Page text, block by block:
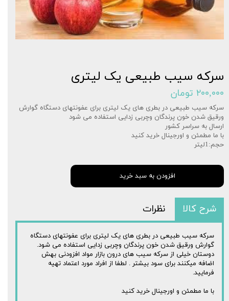
سرکه سیب طبیعی یک لیتری
۲۰۰,۰۰۰ تومان
سرکه سیب طبیعی در بطری های یک لیتری برای عفونتهای دستگاه گوارش
ورقیق شدن خون پرندگان وچربی زدایی استفاده می شود
ارسال به سراسر کشور
با ما مطمئن و اورجینال خرید کنید
حجم:1لیتر
افزودن به سبد خرید
شرح کالا نظرات
سرکه سیب طبیعی در بطری های یک لیتری برای عفونتهای دستگاه
گوارش ورقیق شدن خون پرندگان وچربی زدایی استفاده می شود.
دوستان خیلی از سرکه سیب های درون بازار مواد افزودنی بهش
اضافه میکنند برای سود بیشتر . لطفا از افراد مورد اعتماد تهیه
فرمایید.
با ما مطمئن و اورجینال خرید کنید